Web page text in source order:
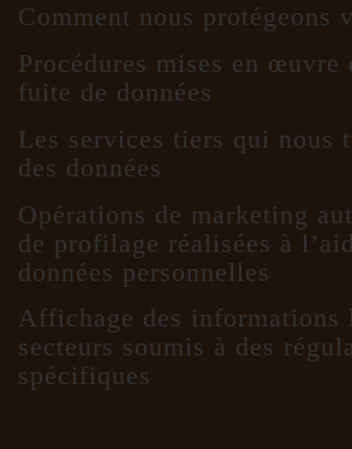
Comment nous protégeons
Procédures mises en œuvre
fuite de données
Les services tiers qui nous
des données
Opérations de marketing
de profilage réalisées à
données personnelles
Affichage des informations
secteurs soumis à des
spécifiques